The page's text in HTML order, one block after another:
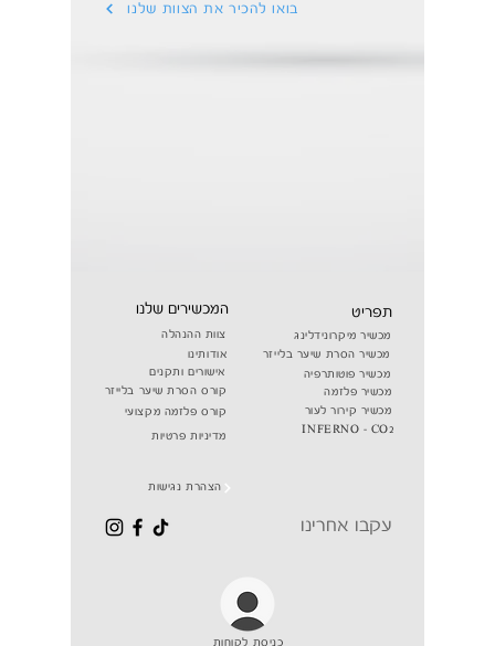
בואו להכיר את הצוות שלנו
המכשירים שלנו
צוות ההנהלה
אודותינו
אישורים ותקנים
קורס הסרת שיער בלייזר
קורס פלזמה מקצועי
תפריט
מכשיר מיקרונידלינג
מכשיר הסרת שיער בלייזר
מכשיר פוטותרפיה
מכשיר פלזמה
מכשיר קירור לעור
מדיניות פרטיות INFERNO - CO2
הצהרת נגישות
עקבו אחרינו
כניסת לקוחות